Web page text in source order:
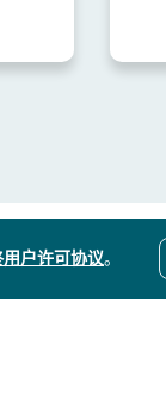
用户许可协议。